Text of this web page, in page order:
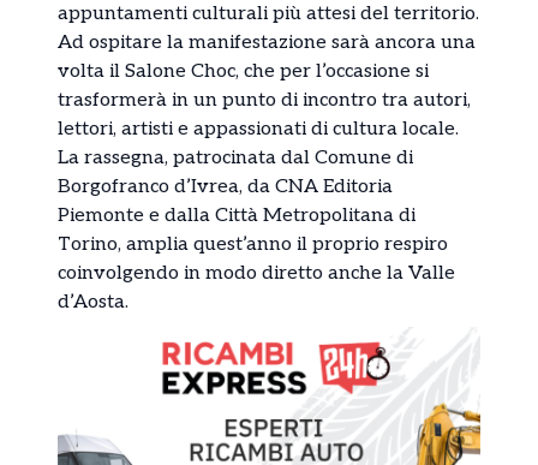
appuntamenti culturali più attesi del territorio.
Ad ospitare la manifestazione sarà ancora una
volta il Salone Choc, che per l’occasione si
trasformerà in un punto di incontro tra autori,
lettori, artisti e appassionati di cultura locale.
La rassegna, patrocinata dal Comune di
Borgofranco d’Ivrea, da CNA Editoria
Piemonte e dalla Città Metropolitana di
Torino, amplia quest’anno il proprio respiro
coinvolgendo in modo diretto anche la Valle
d’Aosta.